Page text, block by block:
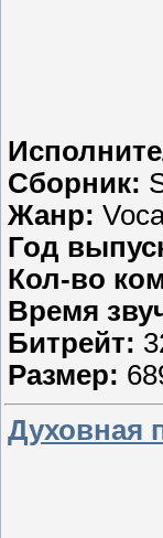
Сборник:
Жанр:
Год
Кол-во
Время
Битрейт:
Размер:
Духовная